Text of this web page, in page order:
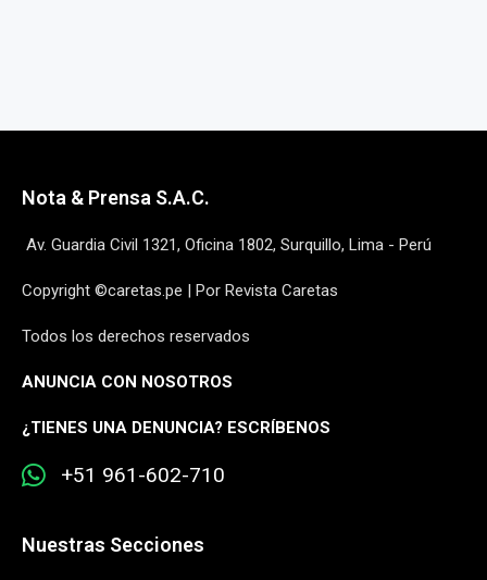
Nota & Prensa S.A.C.
Av. Guardia Civil 1321, Oficina 1802, Surquillo, Lima - Perú
Copyright ©caretas.pe | Por Revista Caretas
Todos los derechos reservados
ANUNCIA CON NOSOTROS
¿TIENES UNA DENUNCIA? ESCRÍBENOS
+51 961-602-710
Nuestras Secciones